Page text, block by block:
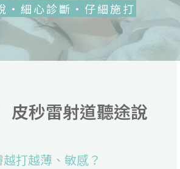
・細心診斷・仔細施打
皮秒雷射道聽途說
打越薄、敏感？